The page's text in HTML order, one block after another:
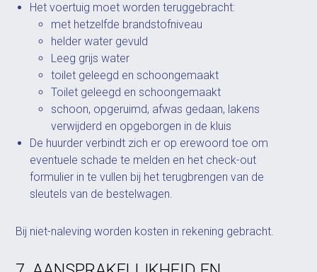
Het voertuig moet worden teruggebracht:
met hetzelfde brandstofniveau
helder water gevuld
Leeg grijs water
toilet geleegd en schoongemaakt
Toilet geleegd en schoongemaakt
schoon, opgeruimd, afwas gedaan, lakens
verwijderd en opgeborgen in de kluis
De huurder verbindt zich er op erewoord toe om
eventuele schade te melden en het check-out
formulier in te vullen bij het terugbrengen van de
sleutels van de bestelwagen.
Bij niet-naleving worden kosten in rekening gebracht.